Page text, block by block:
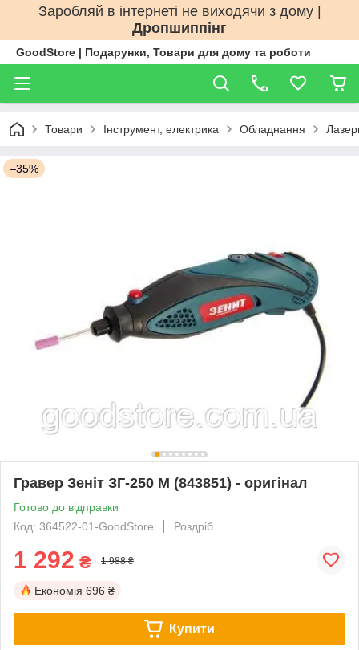
Заробляй в інтернеті не виходячи з дому |
Дропшиппінг
GoodStore | Подарунки, Товари для дому та роботи
Товари Інструмент, електрика Обладнання
–35%
Гравер Зеніт ЗГ-250 М (843851) - оригінал
Готово до відправки
Код: 364522-01-GoodStore
Роздріб
1 292 ₴ 1 988 ₴
Економія 696 ₴
Купити